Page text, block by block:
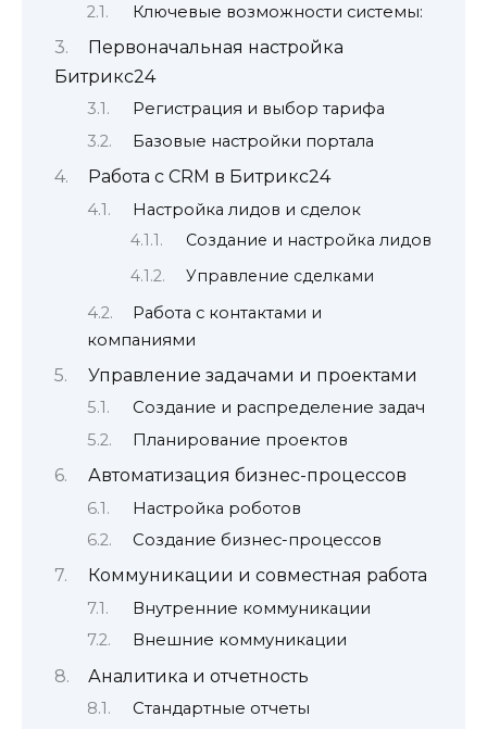
Ключевые возможности системы:
Первоначальная настройка
Битрикс24
Регистрация и выбор тарифа
Базовые настройки портала
Работа с CRM в Битрикс24
Настройка лидов и сделок
Создание и настройка лидов
Управление сделками
Работа с контактами и
компаниями
Управление задачами и проектами
Создание и распределение задач
Планирование проектов
Автоматизация бизнес-процессов
Настройка роботов
Создание бизнес-процессов
Коммуникации и совместная работа
Внутренние коммуникации
Внешние коммуникации
Аналитика и отчетность
Стандартные отчеты